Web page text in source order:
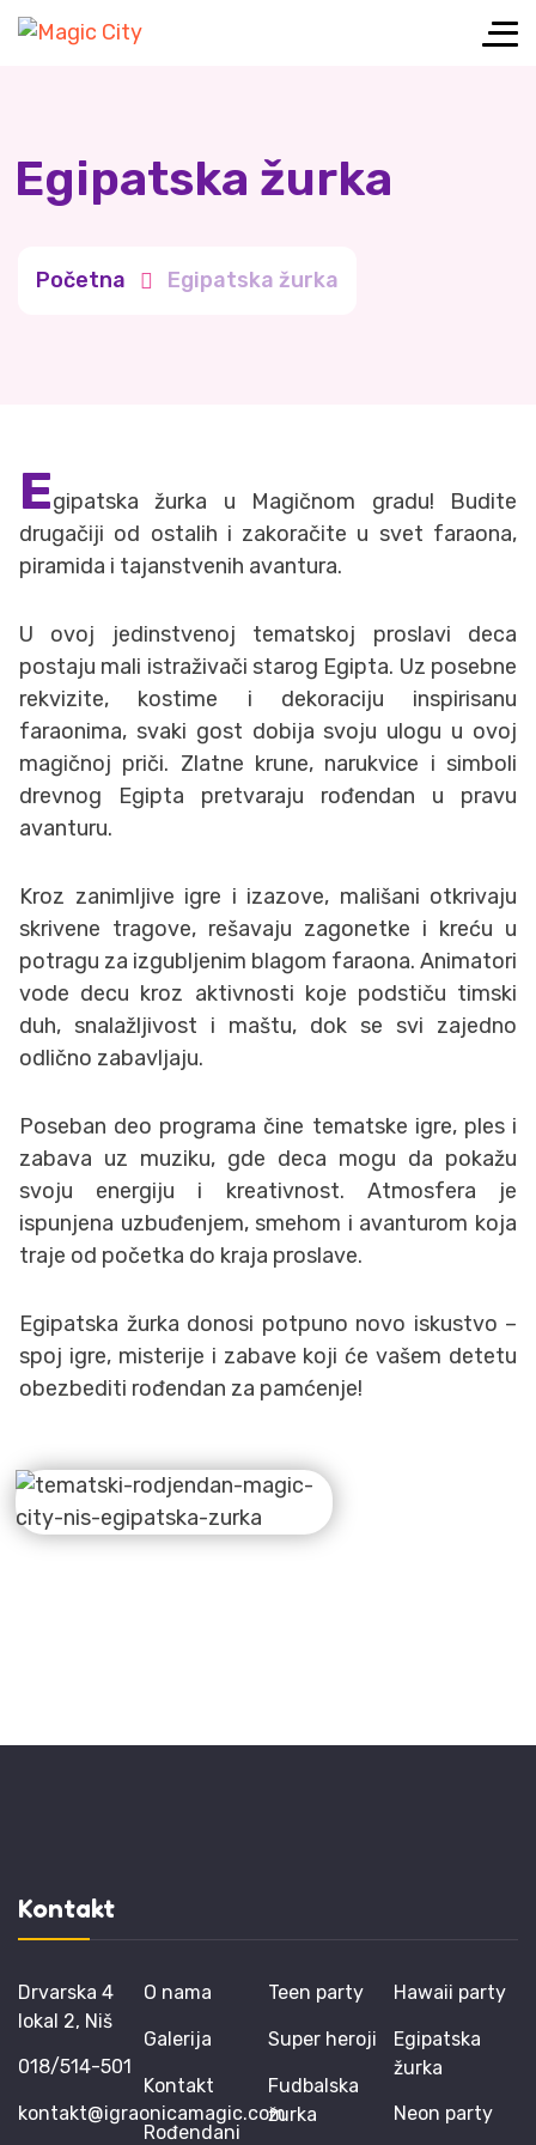
Egipatska žurka
Početna Egipatska žurka
Egipatska žurka u Magičnom gradu! Budite
drugačiji od ostalih i zakoračite u svet faraona,
piramida i tajanstvenih avantura.
U ovoj jedinstvenoj tematskoj proslavi deca
postaju mali istraživači starog Egipta. Uz posebne
rekvizite, kostime i dekoraciju inspirisanu
faraonima, svaki gost dobija svoju ulogu u ovoj
magičnoj priči. Zlatne krune, narukvice i simboli
drevnog Egipta pretvaraju rođendan u pravu
avanturu.
Kroz zanimljive igre i izazove, mališani otkrivaju
skrivene tragove, rešavaju zagonetke i kreću u
potragu za izgubljenim blagom faraona. Animatori
vode decu kroz aktivnosti koje podstiču timski
duh, snalažljivost i maštu, dok se svi zajedno
odlično zabavljaju.
Poseban deo programa čine tematske igre, ples i
zabava uz muziku, gde deca mogu da pokažu
svoju energiju i kreativnost. Atmosfera je
ispunjena uzbuđenjem, smehom i avanturom koja
traje od početka do kraja proslave.
Egipatska žurka donosi potpuno novo iskustvo –
spoj igre, misterije i zabave koji će vašem detetu
obezbediti rođendan za pamćenje!
Kontakt
Drvarska 4
lokal 2, Niš
018/514-501
kontakt@igraonicamagic.com
O nama
Galerija
Kontakt
Rođendani
Teen party
Super heroji
Fudbalska
žurka
Hawaii party
Egipatska
žurka
Neon party